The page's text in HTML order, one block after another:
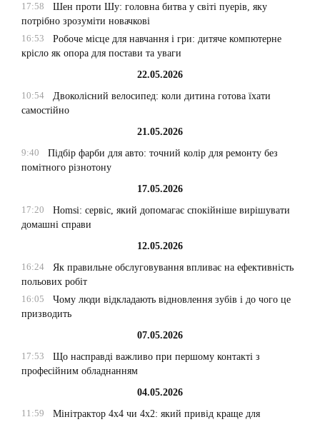
17:58
Шен проти Шу: головна битва у світі пуерів, яку
потрібно зрозуміти новачкові
16:53
Робоче місце для навчання і гри: дитяче компютерне
крісло як опора для постави та уваги
22.05.2026
10:54
Двоколісний велосипед: коли дитина готова їхати
самостійно
21.05.2026
9:40
Підбір фарби для авто: точний колір для ремонту без
помітного різнотону
17.05.2026
17:20
Homsi: сервіс, який допомагає спокійніше вирішувати
домашні справи
12.05.2026
16:24
Як правильне обслуговування впливає на ефективність
польових робіт
16:05
Чому люди відкладають відновлення зубів і до чого це
призводить
07.05.2026
17:53
Що насправді важливо при першому контакті з
професійним обладнанням
04.05.2026
11:59
Мінітрактор 4х4 чи 4х2: який привід краще для